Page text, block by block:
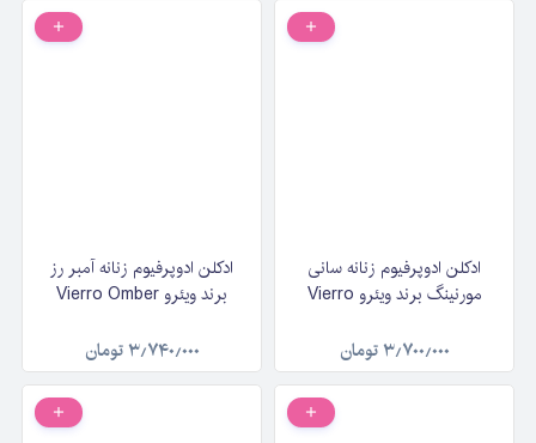
ادکلن ادوپرفیوم زنانه سانی
مورنینگ برند ویئرو Vierro
میلی‌لیتر
۳٫۷۰۰٫۰۰۰تومان
ادکلن ادوپرفیوم زنانه آمبر رز
برند ویئرو Vierro Omber
۳٫۷۴۰٫۰۰۰تومان